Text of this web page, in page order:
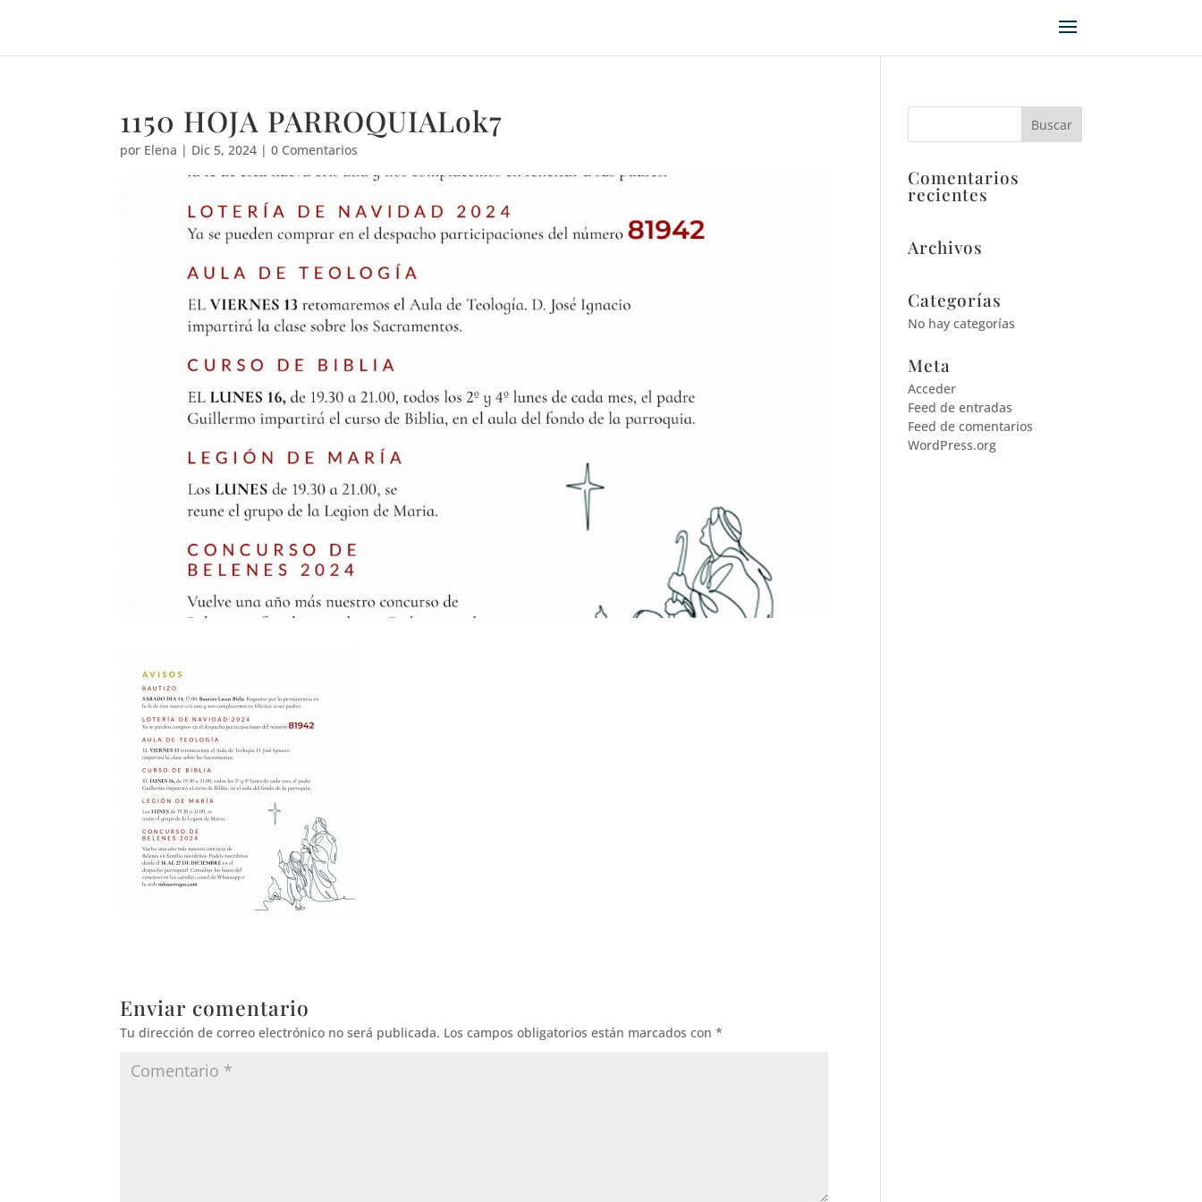
1150 HOJA PARROQUIALok7
por Elena | Dic 5, 2024 |0 Comentarios
Enviar comentario
Tu dirección de correo electrónico no será publicada. Los campos obligatorios están marcados con*
Comentarios
recientes
Archivos
Categorías
No hay categorías
Meta
Acceder
Feed de entradas
Feed de comentarios
WordPress.org